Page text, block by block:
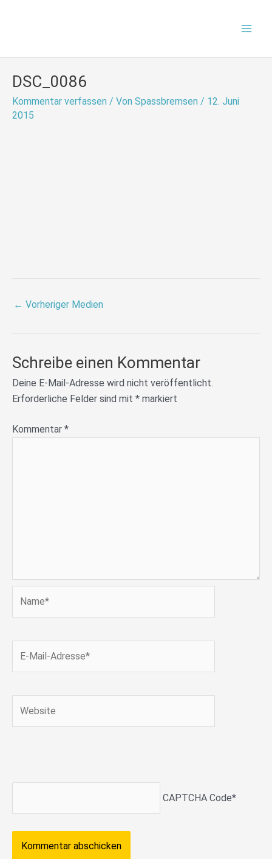
DSC_0086
Kommentar verfassen / Von Spassbremsen / 12. Juni
2015
← Vorheriger Medien
Schreibe einen Kommentar
Deine E-Mail-Adresse wird nicht veröffentlicht.
Erforderliche Felder sind mit * markiert
Kommentar *
Mail-
CAPTCHA Code*